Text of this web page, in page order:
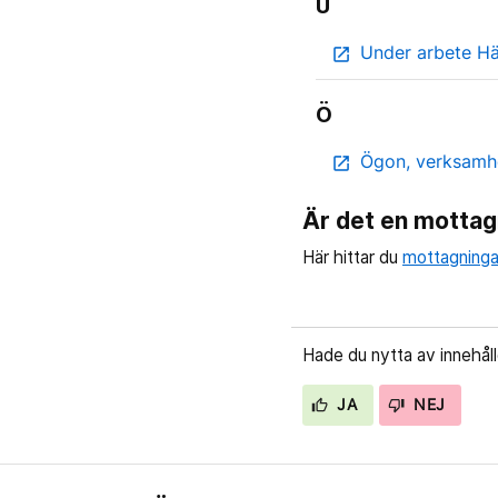
U
open_in_new Under arbete
Ö
open_in_new Ögon,
Är det en
Här hittar du
Hade du nytta av
JA NEJ